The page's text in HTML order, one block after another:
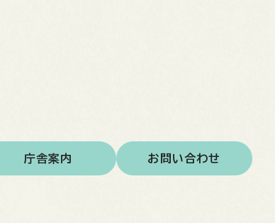
庁舎案内 お問い合わせ